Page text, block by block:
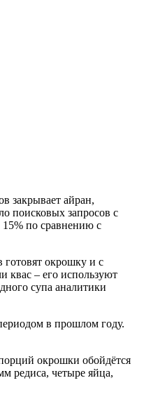
закрывает айран,
поисковых запросов с
по сравнению с
готовят окрошку и с
квас – его используют
супа аналитики
в прошлом году.
окрошки обойдётся
редиса, четыре яйца,